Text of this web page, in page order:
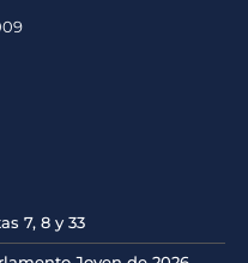
7, 8 y 33